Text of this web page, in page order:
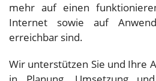
mehr auf einen
Internet sowie auf
erreichbar sind.
Wir unterstützen Sie und Ihre